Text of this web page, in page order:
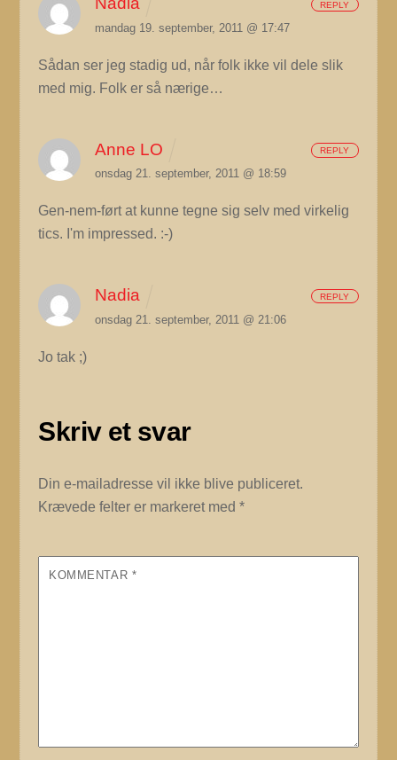
mandag 19. september, 2011 @ 17:47
Sådan ser jeg stadig ud, når folk ikke vil dele slik
med mig. Folk er så nærige…
REPLY
Anne LO
onsdag 21. september, 2011 @ 18:59
Gen-nem-ført at kunne tegne sig selv med virkelig
tics. I'm impressed. :-)
REPLY
Nadia
onsdag 21. september, 2011 @ 21:06
Jo tak ;)
REPLY
Skriv et svar
Din e-mailadresse vil ikke blive publiceret.
Krævede felter er markeret med*
KOMMENTAR *